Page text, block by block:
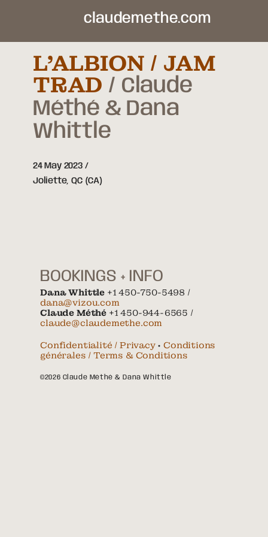
claudemethe.com
L’ALBION / JAM
TRAD
Claude
Méthé & Dana
Whittle
24 May 2023
Joliette,QC (CA)
BOOKINGS + INFO
Dana Whittle +1 450-750-5498 /
dana@vizou.com
Claude Méthé +1 450-944-6565 /
claude@claudemethe.com
Confidentialité / Privacy•Conditions
générales / Terms & Conditions
©2026 Claude Méthé & Dana Whittle